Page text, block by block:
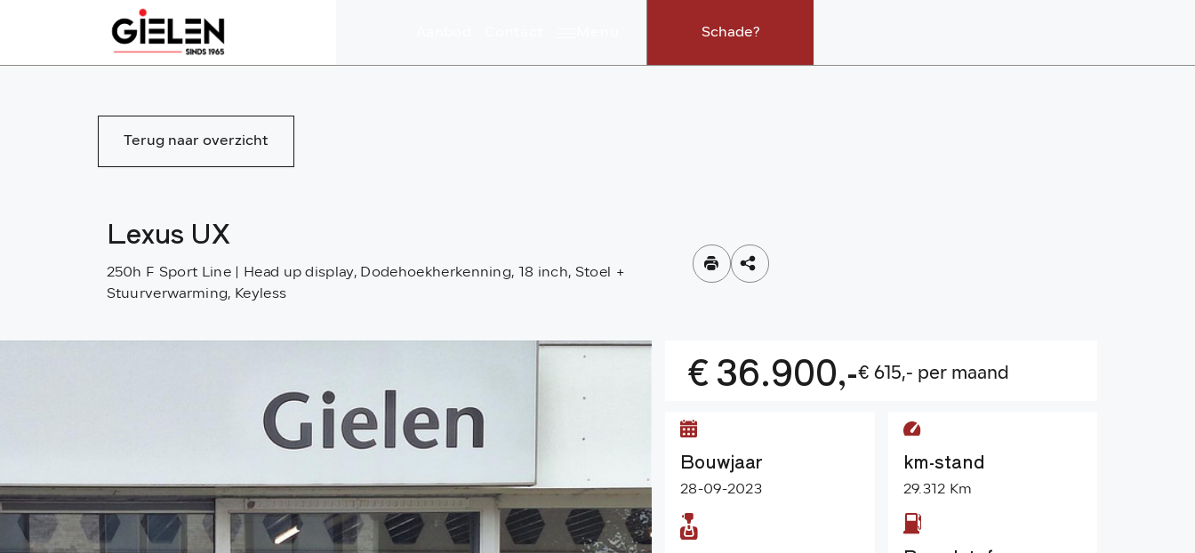
Schade?
Terug naar overzicht
Lexus UX
250h F Sport Line | Head up display, Dodehoekherkenning, 18 inch, Stoel +
Stuurverwarming, Keyless
€ 36.900,-€ 615,- per maand
Bouwjaar
28-09-2023
km-stand
29.312 Km